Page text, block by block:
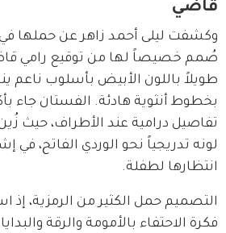
قاضي
وكشفت ليلى أحمد زاهر عن حملها
صُمم خصيصاً لها من توقيع رامي
طويلاً باللون الأبيض بأسلوب ناعم
بخطوط أنثوية هادئة. الفستان جاء
تفاصيل درامية عند الأطراف، حيث
لونه تدريجياً نحو الوردي الفاتح، في
انتظارها لطفلة.
التصميم حمل الكثير من الرمزية،
فكرة الاحتفاء بالأمومة والرقة